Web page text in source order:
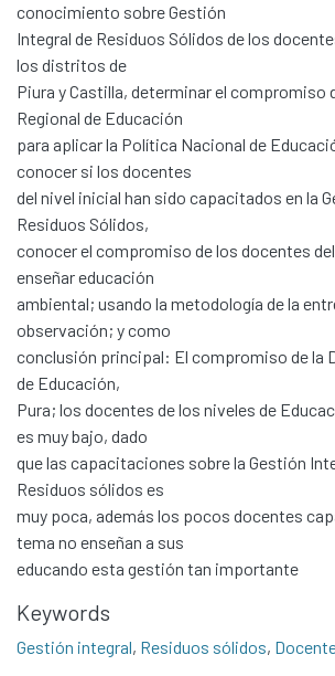
conocimiento sobre Gestión
Integral de Residuos Sólidos de los
los distritos de
Piura y Castilla, determinar el compromiso
Regional de Educación
para aplicar la Política Nacional de
conocer si los docentes
del nivel inicial han sido capacitados en la
Residuos Sólidos,
conocer el compromiso de los docentes
enseñar educación
ambiental; usando la metodología de la
observación; y como
conclusión principal: El compromiso de la
de Educación,
Pura; los docentes de los niveles de
es muy bajo, dado
que las capacitaciones sobre la Gestión
Residuos sólidos es
muy poca, además los pocos docentes
tema no enseñan a sus
educando esta gestión tan importante
Keywords
Gestión integral, Residuos sólidos,